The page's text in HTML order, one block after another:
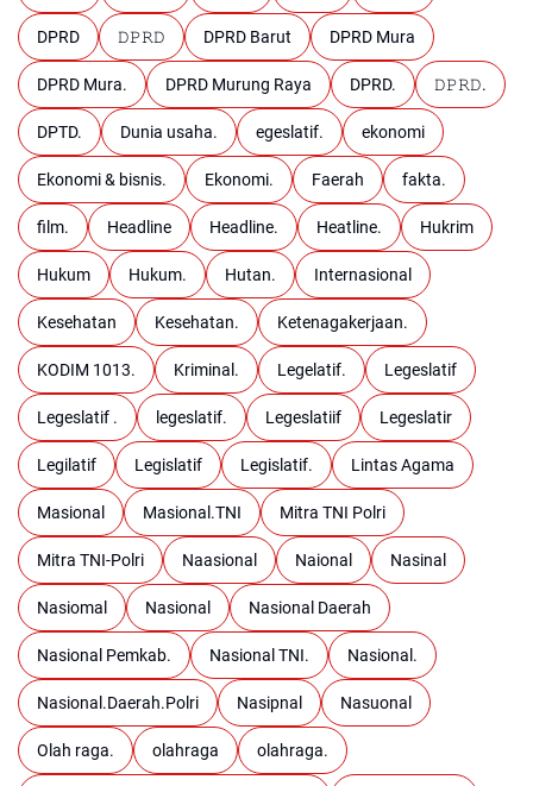
DPRD 𝙳𝙿𝚁𝙳 DPRD Barut DPRD Mura
DPRD Mura. DPRD Murung Raya DPRD. 𝙳𝙿𝚁𝙳.
DPTD. Dunia usaha. egeslatif. ekonomi
Ekonomi & bisnis. Ekonomi. Faerah fakta.
film. Headline Headline. Heatline. Hukrim
Hukum Hukum. Hutan. Internasional
Kesehatan Kesehatan. Ketenagakerjaan.
KODIM 1013. Kriminal. Legelatif. Legeslatif
Legeslatif . legeslatif. Legeslatiif Legeslatir
Legilatif Legislatif Legislatif. Lintas Agama
Masional Masional.TNI Mitra TNI Polri
Mitra TNI-Polri Naasional Naional Nasinal
Nasiomal Nasional Nasional Daerah
Nasional Pemkab. Nasional TNI. Nasional.
Nasional.Daerah.Polri Nasipnal Nasuonal
Olah raga. olahraga olahraga.